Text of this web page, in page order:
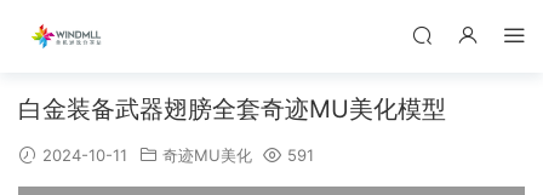
白金装备武器翅膀全套奇迹MU美化模型
2024-10-11 奇迹MU美化 591